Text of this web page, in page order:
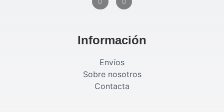
Información
Envíos
Sobre nosotros
Contacta